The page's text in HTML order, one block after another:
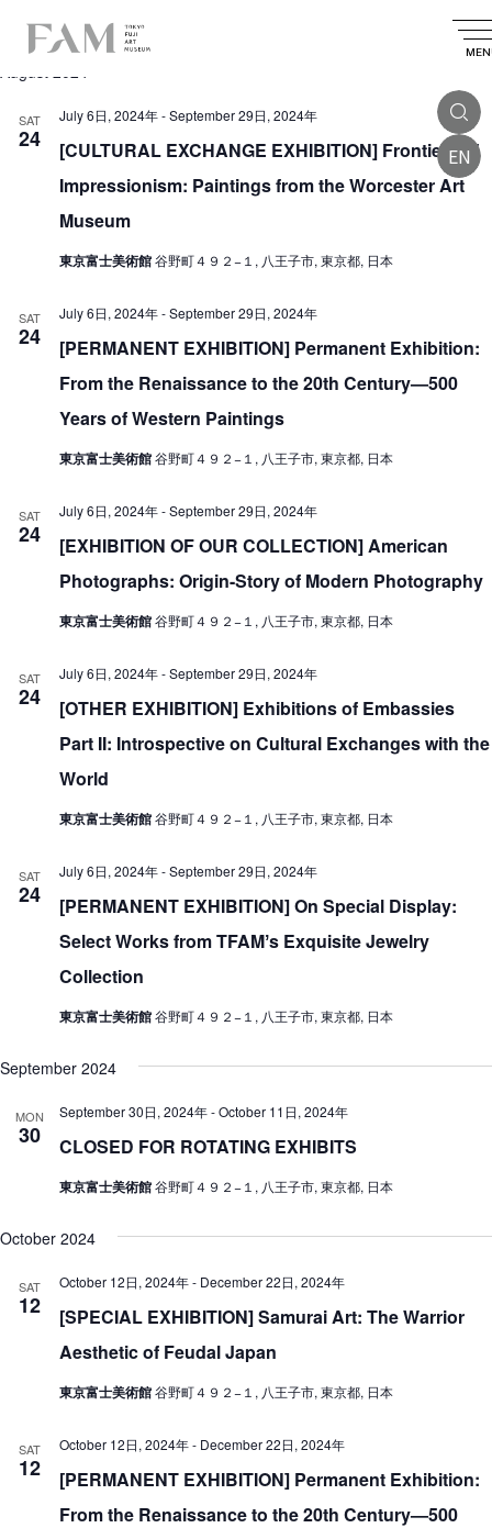
EN
e
t
s
c
h
i
e
a
v
i
o
h
E
v
n
t
V
a
n
L
i
t
2024.08.24 - 2024.12.23
lAugust 2024
SAT
24
[CULTURAL EXCHANGE EXHIBITION] Frontiers of
Impressionism: Paintings from the Worcester Art
Museum
July 6日, 2024年-September 29日, 2024年
東京富士美術館谷野町４９２−１, 八王子市, 東京都, 日本
SAT
24
[PERMANENT EXHIBITION] Permanent Exhibition:
From the Renaissance to the 20th Century—500
Years of Western Paintings
July 6日, 2024年-September 29日, 2024年
東京富士美術館谷野町４９２−１, 八王子市, 東京都, 日本
SAT
24
[EXHIBITION OF OUR COLLECTION] American
Photographs: Origin-Story of Modern Photography
July 6日, 2024年-September 29日, 2024年
東京富士美術館谷野町４９２−１, 八王子市, 東京都, 日本
SAT
24
[OTHER EXHIBITION] Exhibitions of Embassies
Part II: Introspective on Cultural Exchanges with the
World
July 6日, 2024年-September 29日, 2024年
東京富士美術館谷野町４９２−１, 八王子市, 東京都, 日本
SAT
24
[PERMANENT EXHIBITION] On Special Display:
Select Works from TFAMʼs Exquisite Jewelry
Collection
July 6日, 2024年-September 29日, 2024年
東京富士美術館谷野町４９２−１, 八王子市, 東京都, 日本
September 2024
MON
30 CLOSED FOR ROTATING EXHIBITS
September 30日, 2024年-October 11日, 2024年
東京富士美術館谷野町４９２−１, 八王子市, 東京都, 日本
October 2024
SAT
12
[SPECIAL EXHIBITION] Samurai Art: The Warrior
Aesthetic of Feudal Japan
October 12日, 2024年- December 22日, 2024年
東京富士美術館谷野町４９２−１, 八王子市, 東京都, 日本
SAT
12
[PERMANENT EXHIBITION] Permanent Exhibition:
From the Renaissance to the 20th Century—500
October 12日, 2024年- December 22日, 2024年